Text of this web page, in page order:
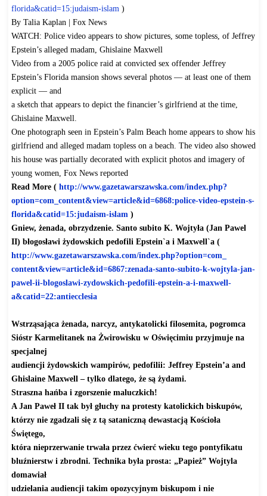
florida&catid=15:judaism-islam )
By Talia Kaplan | Fox News
WATCH: Police video appears to show pictures, some topless, of Jeffrey
Epstein’s alleged madam, Ghislaine Maxwell
Video from a 2005 police raid at convicted sex offender Jeffrey
Epstein’s Florida mansion shows several photos — at least one of them
explicit — and
a sketch that appears to depict the financier’s girlfriend at the time,
Ghislaine Maxwell.
One photograph seen in Epstein’s Palm Beach home appears to show his
girlfriend and alleged madam topless on a beach. The video also showed
his house was partially decorated with explicit photos and imagery of
young women, Fox News reported
Read More ( http://www.gazetawarszawska.com/index.php?
option=com_ content&view=article&id=6868:police-video-epstein-s-
florida&catid=15:judaism-islam )
Gniew, żenada, obrzydzenie. Santo subito K. Wojtyła (Jan Pawel
II) błogosławi żydowskich pedofili Epstein`a i Maxwell`a (
http://www.gazetawarszawska.com/index.php?option=com_
content&view=article&id=6867:zenada-santo-subito-k-wojtyla-jan-
pawel-ii-blogoslawi-zydowskich-pedofili-epstein-a-i-maxwell-
a&catid=22:antiecclesia
Wstrząsająca żenada, narcyz, antykatolicki filosemita, pogromca
Sióstr Karmelitanek na Żwirowisku w Oświęcimiu przyjmuje na
specjalnej
audiencji żydowskich wampirów, pedofilii: Jeffrey Epstein’a and
Ghislaine Maxwell – tylko dlatego, że są żydami.
Straszna hańba i zgorszenie maluczkich!
A Jan Paweł II tak był głuchy na protesty katolickich biskupów,
którzy nie zgadzali się z tą sataniczną dewastacją Kościoła
Świętego,
która nieprzerwanie trwała przez ćwierć wieku tego pontyfikatu
bluźnierstw i zbrodni. Technika była prosta: „Papież” Wojtyla
domawiał
udzielania audiencji takim opozycyjnym biskupom i nie